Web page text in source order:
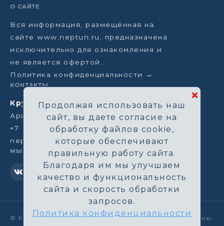
О САЙТЕ
Вся информация, размещённая на
сайте www.neptun.ru, предназначена
исключительно для ознакомления и
не является офертой.
Политика конфиденциальности →
КОНТАКТЫ
Круизная компания Нептун
Аристарховский пер, 3/1, Москва
+7 (964) 583-14-96
neptun@aha.ru
МЫ В СЕТИ
© Круизная компания Нептун. Все права защищены.
Продолжая использовать наш
сайт, вы даете согласие на
обработку файлов cookie,
которые обеспечивают
правильную работу сайта.
Благодаря им мы улучшаем
качество и функциональность
сайта и скорость обработки
запросов.
Политика конфиденциальности